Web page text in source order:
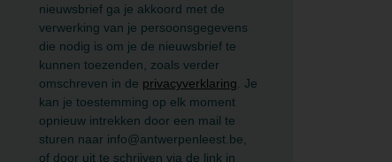
nieuwsbrief ga je akkoord met de
verwerking van je persoonsgegevens
die nodig is om je de nieuwsbrief te
kunnen toezenden, zoals verder
omschreven in de privacyverklaring . Je
kan je toestemming op elk moment
opnieuw intrekken door een mail te
sturen naar info@antwerpenleest.be,
of door uit te schrijven via de link in